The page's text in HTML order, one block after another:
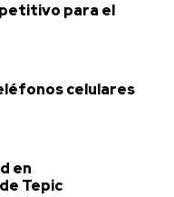
para el
celulares
en
Tepic